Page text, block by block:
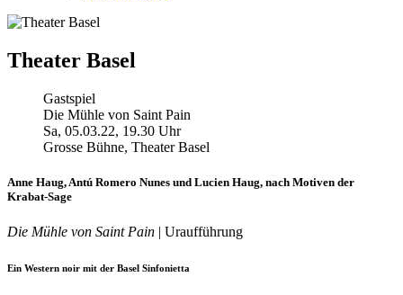
Theater Basel
Gastspiel
Die Mühle von Saint Pain
Sa, 05.03.22, 19.30 Uhr
Grosse Bühne, Theater Basel
Anne Haug, Antú Romero Nunes und Lucien Haug, nach Motiven der
Krabat-Sage
Die Mühle von Saint Pain | Uraufführung
Ein Western noir mit der Basel Sinfonietta